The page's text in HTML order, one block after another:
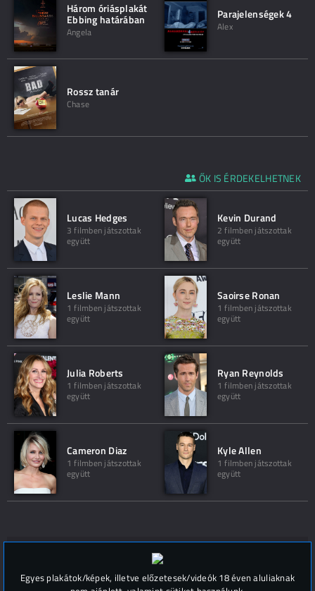
Három óriásplakát
Ebbing határában
Angela
Parajelenségek 4
Alex
Rossz tanár
Chase
ŐK IS ÉRDEKELHETNEK
Lucas Hedges
3 filmben játszottak
együtt
Kevin Durand
2 filmben játszottak
együtt
Leslie Mann
1 filmben játszottak
együtt
Saoirse Ronan
1 filmben játszottak
együtt
Julia Roberts
1 filmben játszottak
együtt
Ryan Reynolds
1 filmben játszottak
együtt
Cameron Diaz
1 filmben játszottak
együtt
Kyle Allen
1 filmben játszottak
együtt
Hozzászólások (
Egyes plakátok/képek, illetve előzetesek/videók 18 éven aluliaknak